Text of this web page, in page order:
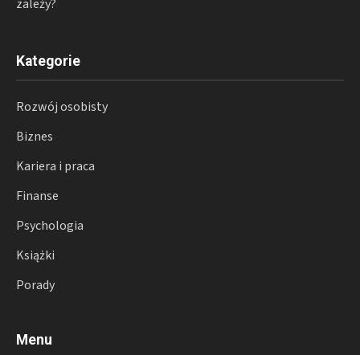
zależy?
Kategorie
Rozwój osobisty
Biznes
Kariera i praca
Finanse
Psychologia
Książki
Porady
Menu